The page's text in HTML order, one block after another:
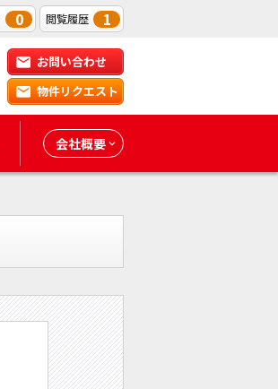
0 閲覧履歴 1
お問い合わせ
物件リクエスト
会社概要